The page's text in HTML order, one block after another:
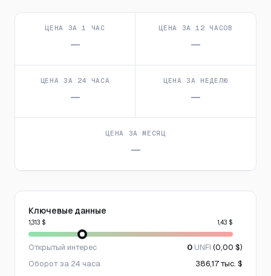
ЦЕНА ЗА 1 ЧАС
—
ЦЕНА ЗА 12 ЧАСОВ
—
ЦЕНА ЗА 24 ЧАСА
—
ЦЕНА ЗА НЕДЕЛЮ
—
ЦЕНА ЗА МЕСЯЦ
—
Ключевые данные
1,313 $ 1,43 $
Открытый интерес 0 UNFI (0,00 $)
Оборот за 24 часа
386,17 тыс. $